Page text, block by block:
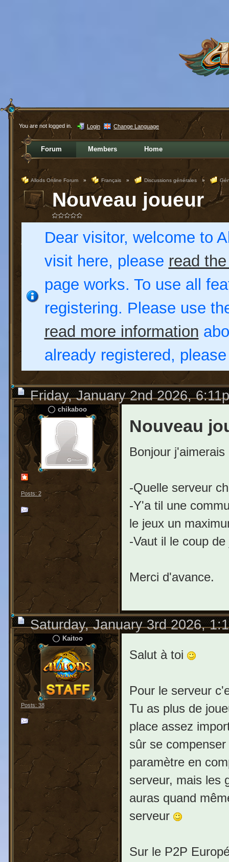
You are not logged in. Login Change Language
Forum Members Home
Allods Online Forum » Français » Discussions générales »
Nouveau joueur
Dear visitor, welcome to
visit here, please read
page works. To use all
registering. Please use
read more information
already registered,
Friday, January 2nd 2026,
chikaboo
Posts: 2
Nouveau
Bonjour
-Quelle serveur
-Y'a til une
le jeux un
-Vaut il le coup
Merci d'avance.
Saturday, January 3rd 2026,
Kaitoo
Posts: 38
Salut à toi
Pour le serveur
Tu as plus de
place assez
sûr se
paramètre en
serveur, mais les
auras quand
serveur
Sur le P2P